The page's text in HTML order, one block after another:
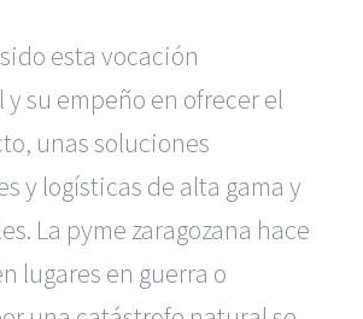
esta vocación
su empeño en ofrecer el
unas soluciones
y logísticas de alta gama y
La pyme zaragozana hace
lugares en guerra o